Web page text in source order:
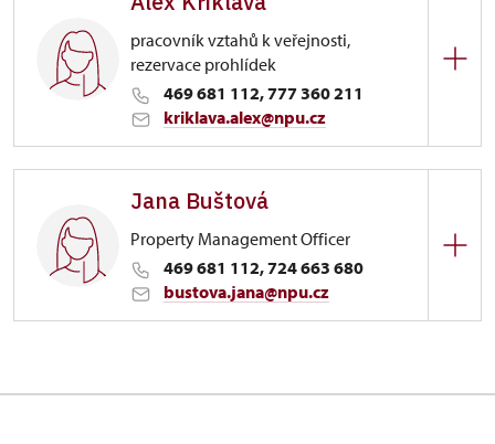
pracovník vztahů k veřejnosti,
rezervace prohlídek
469 681 112, 777 360 211
kriklava.alex@npu.cz
Zámecký park 1/, Slatiňany
Jana Buštová
Property Management Officer
469 681 112, 724 663 680
bustova.jana@npu.cz